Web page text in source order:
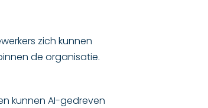
zich kunnen
de organisatie.
kunnen AI-gedreven